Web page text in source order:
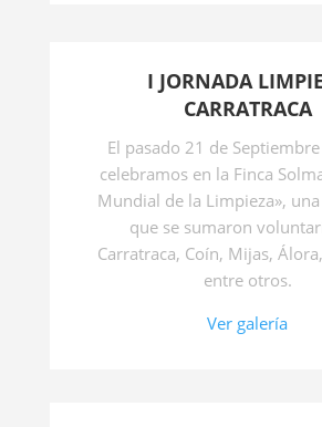
I JORNADA
CARRATRACA
El pasado 21 de
celebramos en la Finca
Mundial de la Limpieza», una
que se sumaron
Carratraca, Coín, Mijas,
entre otros.
Ver galería